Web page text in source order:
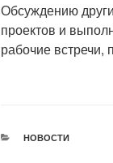
Обсуждению
проектов и
рабочие
РУБРИКИ
НОВОСТИ